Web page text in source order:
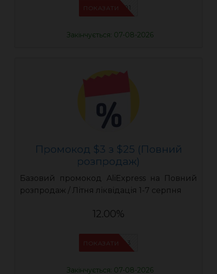
UASC01
ПОКАЗАТИ
Закінчується: 07-08-2026
Промокод $3 з $25 (Повний
розпродаж)
Базовий промокод AliExpress на Повний
розпродаж / Літня ліквідація 1-7 серпня
12.00%
UASC03
ПОКАЗАТИ
Закінчується: 07-08-2026